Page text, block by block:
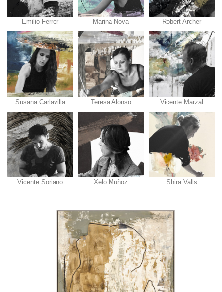
Emilio Ferrer Marina Nova Robert Archer
Susana Carlavilla Teresa Alonso Vicente Marzal
Vicente Soriano Xelo Muñoz Shira Valls